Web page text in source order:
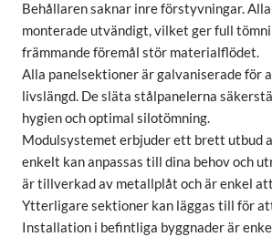
Behållaren saknar inre förstyvningar.
monterade utvändigt, vilket ger full
främmande föremål stör materialflödet.
Alla panelsektioner är galvaniserade för
livslängd. De släta stålpanelerna
hygien och optimal silotömning.
Modulsystemet erbjuder ett brett utbud
enkelt kan anpassas till dina behov och
är tillverkad av metallplåt och är enkel
Ytterligare sektioner kan läggas till för
Installation i befintliga byggnader är